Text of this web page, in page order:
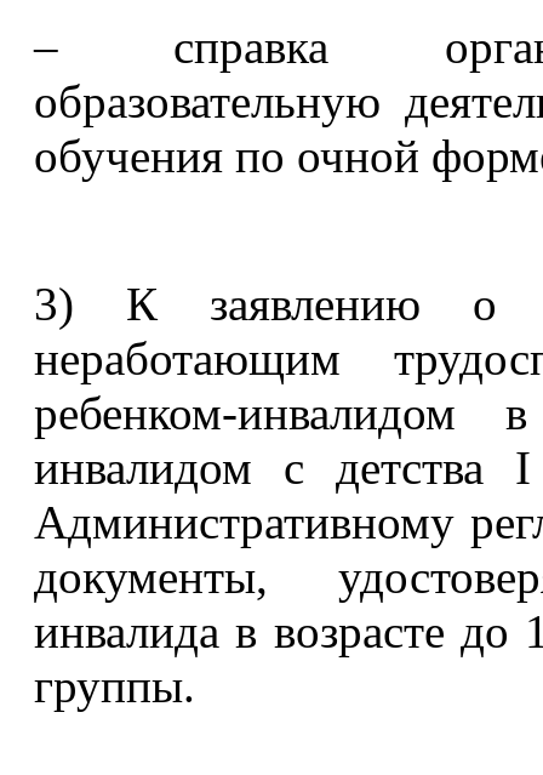
– справка
образовательную
обучения по очной
3) К заявлению о
неработающим
ребенком-
инвалидом с
Административному
документы,
инвалида в возрасте до
группы.